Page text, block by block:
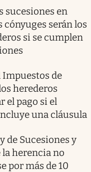
sucesiones en
cónyuges serán los
si se cumplen
Impuestos de
herederos
el pago si el
una cláusula
de Sucesiones y
la herencia no
por más de 10